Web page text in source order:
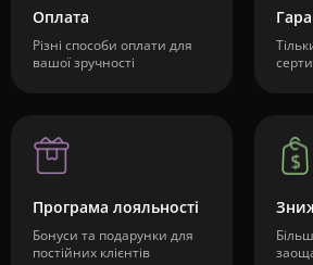
Оплата
Різні способи оплати для
вашої зручності
Програма лояльності
Бонуси та подарунки для
постійних клієнтів